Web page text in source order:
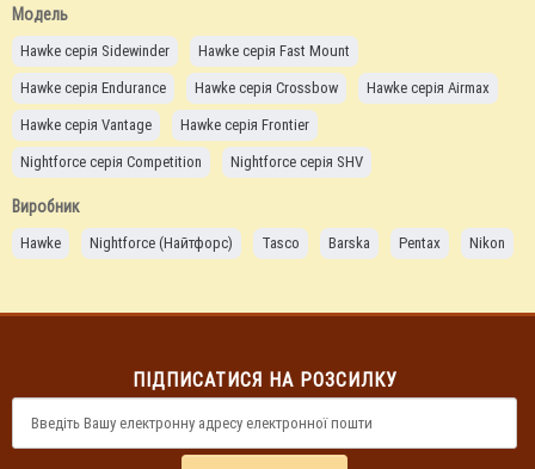
Модель
Hawke серія Sidewinder
Hawke серія Fast Mount
Hawke серія Endurance
Hawke серія Crossbow
Hawke серія Airmax
Hawke серія Vantage
Hawke серія Frontier
Nightforce серія Competition
Nightforce серія SHV
Nightforce серія NXS
Виробник
Hawke Nightforce (Найтфорс) Tasco Barska Pentax Nikon
ПІДПИСАТИСЯ НА РОЗСИЛКУ